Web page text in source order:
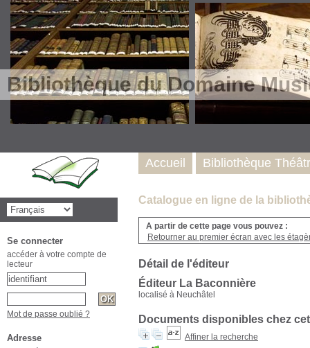
Bibliothèque du Domaine
Catalogue en ligne de la
A partir de cette page vous pouvez :
Retourner au premier écran avec les
Détail de l'éditeur
Éditeur La Baconnière
localisé à Neuchâtel
Documents disponibles chez
Affiner la recherche
Accueil Bibliothèque
Se connecter
accéder à votre compte de
lecteur
Mot de passe oublié ?
Adresse